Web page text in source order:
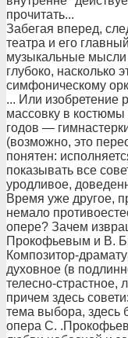
прочитать...
Забегая вперед,
театра и его
музыкальные
глубоко, насколько
симфоническому
... Или изобретение
массовку в костюмы
годов —
(возможно, это
понятен:
показывать все
уродливое,
Время уже другое,
немало
опере? Зачем
Прокофьевым и В.
Композитор-
духовное (в
телесно-страстное,
причем здесь
тема выбора, здесь
опера С.